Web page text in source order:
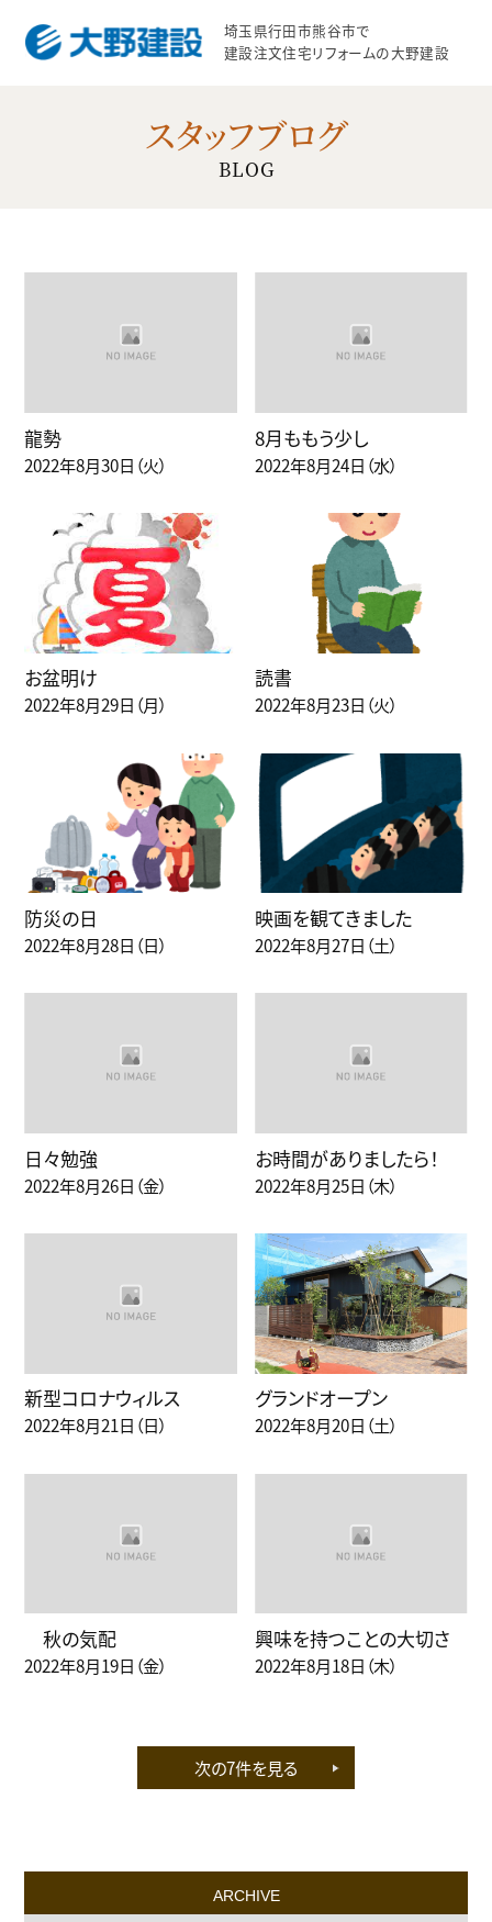
埼玉県行田市熊谷市で
建設注文住宅リフォームの大野建設
スタッフブログ
BLOG
龍勢
2022年8月30日（火）
8月ももう少し
2022年8月24日（水）
お盆明け
2022年8月29日（月）
読書
2022年8月23日（火）
防災の日
2022年8月28日（日）
映画を観てきました
2022年8月27日（土）
日々勉強
2022年8月26日（金）
お時間がありましたら！
2022年8月25日（木）
新型コロナウィルス
2022年8月21日（日）
グランドオープン
2022年8月20日（土）
秋の気配
2022年8月19日（金）
興味を持つことの大切さ
2022年8月18日（木）
次の7件を見る
ARCHIVE